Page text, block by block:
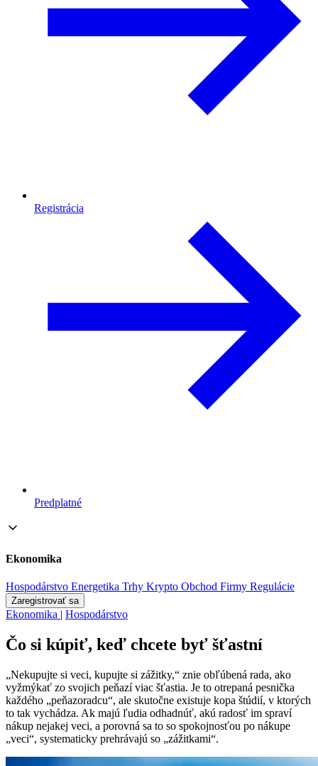
Registrácia
Predplatné
Ekonomika
Hospodárstvo Energetika Trhy Krypto Obchod Firmy Regulácie
Zaregistrovať sa
Ekonomika | Hospodárstvo
Čo si kúpiť, keď chcete byť šťastní
„Nekupujte si veci, kupujte si zážitky,“ znie obľúbená rada, ako
vyžmýkať zo svojich peňazí viac šťastia. Je to otrepaná pesnička
každého „peňazoradcu“, ale skutočne existuje kopa štúdií, v ktorých
to tak vychádza. Ak majú ľudia odhadnúť, akú radosť im spraví
nákup nejakej veci, a porovná sa to so spokojnosťou po nákupe
„veci“, systematicky prehrávajú so „zážitkami“.